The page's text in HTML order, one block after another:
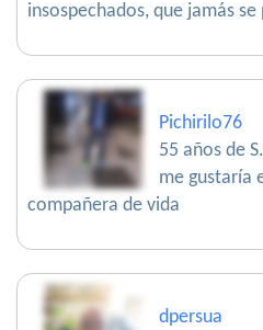
insospechados, que jamás
Pichirilo76
55 años de
me gustaría
compañera de vida
dpersua